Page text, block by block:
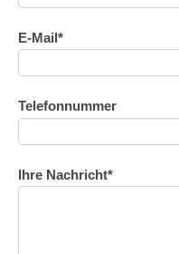
E-Mail*
Telefonnummer
Ihre Nachricht*